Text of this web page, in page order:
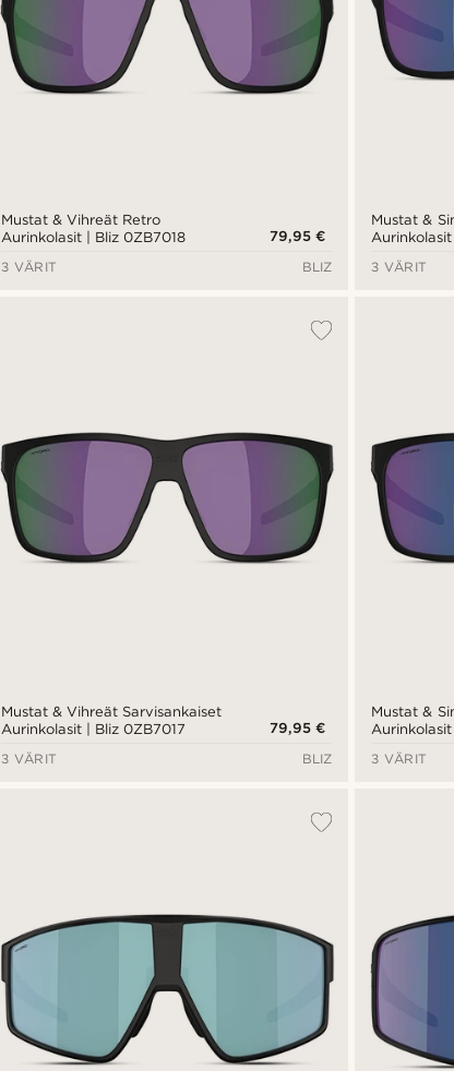
Mustat & Vihreät Retro
Aurinkolasit | Bliz 0ZB7018
79,95 €
3 VÄRIT
BLIZ
Mustat &
3 VÄRIT
Mustat & Vihreät Sarvisankaiset
Aurinkolasit | Bliz 0ZB7017
79,95 €
3 VÄRIT
BLIZ
Mustat &
3 VÄRIT